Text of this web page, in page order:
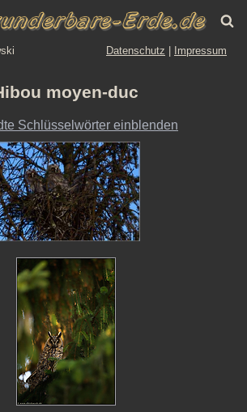
Datenschutz Impressum
moyen-duc
Schlüsselwörter einblenden